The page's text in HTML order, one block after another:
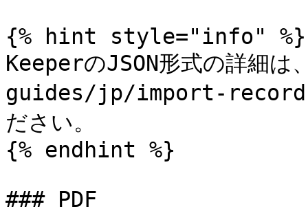
{% hint style="info" %}
KeeperのJSON形式の詳細
guides/jp/import-
ださい。
{% endhint %}
### PDF